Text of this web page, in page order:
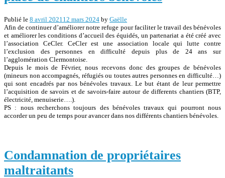
Publié le 8 avril 202112 mars 2024 by Gaëlle
Afin de continuer d’améliorer notre refuge pour faciliter le travail des bénévoles
et améliorer les conditions d’accueil des équidés, un partenariat a été créé avec
l’association CeCler. CeCler est une association locale qui lutte contre
l’exclusion des personnes en difficulté depuis plus de 24 ans sur
l’agglomération Clermontoise.
Depuis le mois de Février, nous recevons donc des groupes de bénévoles
(mineurs non accompagnés, réfugiés ou toutes autres personnes en difficulté…)
qui sont encadrés par nos bénévoles travaux. Le but étant de leur permettre
l’acquisition de savoirs et de savoirs-faire autour de differents chantiers (BTP,
électricité, menuiserie….).
PS : nous recherchons toujours des bénévoles travaux qui pourront nous
accorder un peu de temps pour avancer dans nos différents chantiers bénévoles.
Condamnation de propriétaires
maltraitants